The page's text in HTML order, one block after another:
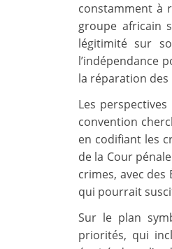
constamment à
groupe africain
légitimité sur
l’indépendance
la réparation des
Les
convention
en codifiant les
de la Cour
crimes, avec des
qui pourrait
Sur le plan
priorités, qui